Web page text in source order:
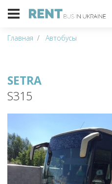
Главная Автобусы
SETRA
S315